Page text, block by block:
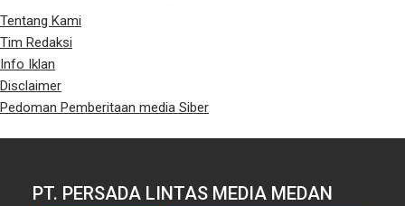
Tentang Kami
Tim Redaksi
Info Iklan
Disclaimer
Pedoman Pemberitaan media Siber
PT. PERSADA LINTAS MEDIA MEDAN